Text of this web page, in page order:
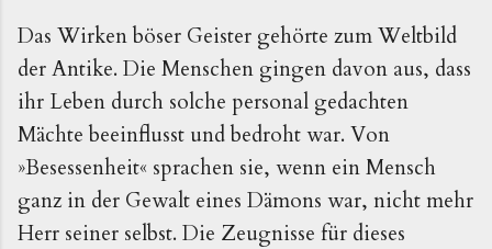
Das Wirken böser Geister gehörte zum Weltbild
der Antike. Die Menschen gingen davon aus, dass
ihr Leben durch solche personal gedachten
Mächte beeinflusst und bedroht war. Von
»Besessenheit« sprachen sie, wenn ein Mensch
ganz in der Gewalt eines Dämons war, nicht mehr
Herr seiner selbst. Die Zeugnisse für dieses